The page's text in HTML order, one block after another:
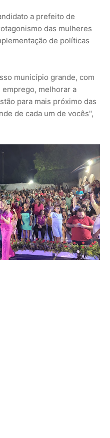
a prefeito de
das mulheres
de políticas
município grande, com
melhorar a
para mais próximo das
de cada um de vocês",